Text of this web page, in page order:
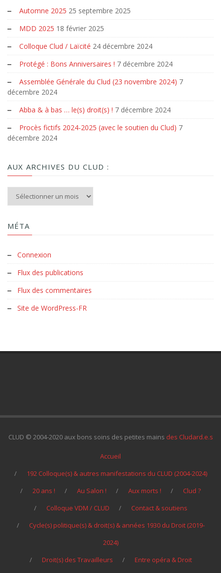
Automne 2025 25 septembre 2025
MDD 2025 18 février 2025
Colloque Clud / Laïcité 24 décembre 2024
Protégé : Bons Anniversaires ! 7 décembre 2024
Assemblée Générale du Clud (23 novembre 2024) 7
décembre 2024
Abba & à bas … le(s) droit(s) ! 7 décembre 2024
Procès fictifs 2024-2025 (avec le soutien du Clud) 7
décembre 2024
AUX ARCHIVES DU CLUD :
Aux archives du Clud :
MÉTA
Connexion
Flux des publications
Flux des commentaires
Site de WordPress-FR
CLUD © 2004-2020 aux bons soins des petites mains des Cludard.e.s
Accueil
192 Colloque(s) & autres manifestations du CLUD (2004-2024)
20 ans !
Au Salon ! Aux morts !
Clud ?
Colloque VDM / CLUD
Contact & soutiens
Cycle(s) politique(s) & droit(s) & années 1930 du Droit (2019-
2024)
Droit(s) des Travailleurs
Entre opéra & Droit